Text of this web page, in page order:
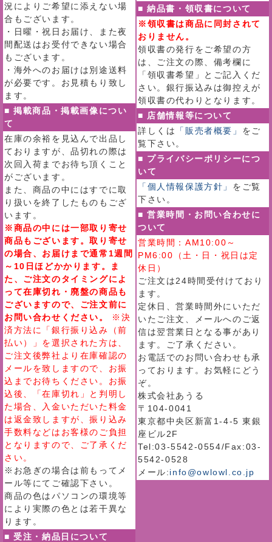
況によりご希望に添えない場
合もございます。
・日曜・祝日お届け、また夜
間配送はお受付できない場合
もございます。
・海外へのお届けは別途送料
が必要です。お見積もり致し
ます。
■ 掲載商品・掲載画像につい
て
在庫の余裕を見込んで出品し
ておりますが、品切れの際は
次回入荷までお待ち頂くこと
がございます。
また、商品の中にはすでに取
り扱いを終了したものもござ
います。
※商品の中には一部取り寄せ
商品もございます。取り寄せ
の場合、お届けまで通常1週間
～10日ほどかかります。ま
た、ご注文のタイミングによ
って在庫切れ・廃盤の商品も
ございますので、ご注文前に
お問い合わせください。
※決
済方法に「銀行振り込み（前
払い）」を選択された方は、
ご注文後弊社より在庫確認の
メールを致しますので、お振
込までお待ちください。お振
込後、「在庫切れ」と判明し
た場合、入金いただいた料金
は返金致しますが、振り込み
手数料などはお客様のご負担
となりますので、ご了承くだ
さい。
※お急ぎの場合は前もってメ
ール等にてご確認下さい。
商品の色はパソコンの環境等
により実際の色とは若干異な
ります。
■ 受注・納品日について
■ 納品書・領収書について
※領収書は商品に同封されて
おりません。
領収書の発行をご希望の方
は、ご注文の際、備考欄に
「領収書希望」とご記入くだ
さい。銀行振込みは御控えが
領収書の代わりとなります。
■ 店舗情報等について
詳しくは
「販売者概要」 をご
覧下さい。
■ プライバシーポリシーにつ
いて
「個人情報保護方針」 をご覧
下さい。
■ 営業時間・お問い合わせに
ついて
営業時間：AM10:00～
PM6:00（土・日・祝日は定
休日）
ご注文は24時間受付けており
ます。
定休日、営業時間外にいただ
いたご注文、メールへのご返
信は翌営業日となる事があり
ます。ご了承ください。
お電話でのお問い合わせも承
っております。お気軽にどう
ぞ。
株式会社あうる
〒104-0041
東京都中央区新富1-4-5 東銀
座ビル2F
Tel:03-5542-0554/Fax:03-
5542-0528
メール:info@owlowl.co.jp